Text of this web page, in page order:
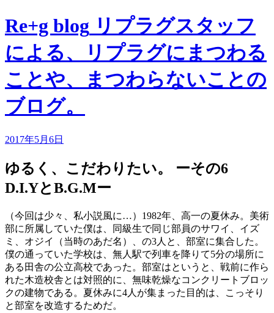
Re+g blog リプラグスタッフ
による、リプラグにまつわる
ことや、まつわらないことの
ブログ。
2017年5月6日
ゆるく、こだわりたい。 ーその6
D.I.YとB.G.Mー
（今回は少々、私小説風に…）1982年、高一の夏休み。美術
部に所属していた僕は、同級生で同じ部員のサワイ、イズ
ミ、オジイ（当時のあだ名）、の3人と、部室に集合した。
僕の通っていた学校は、無人駅で列車を降りて5分の場所に
ある田舎の公立高校であった。部室はというと、戦前に作ら
れた木造校舎とは対照的に、無味乾燥なコンクリートブロッ
クの建物である。夏休みに4人が集まった目的は、こっそり
と部室を改造するためだ。